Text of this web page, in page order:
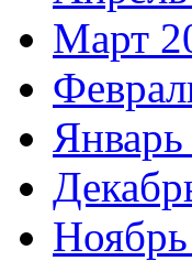
Март